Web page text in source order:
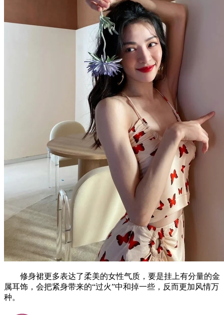
修身裙更多表达了柔美的女性气质，要是挂上有分量的金
属耳饰，会把紧身带来的“过火”中和掉一些，反而更加风情万
种。